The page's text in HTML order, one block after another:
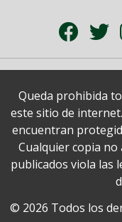
Queda prohibida
este sitio de
encuentran
Cualquier copia
publicados viola las
© 2026 Todos los